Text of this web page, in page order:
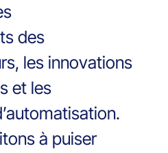
des
les innovations
et les
à puiser